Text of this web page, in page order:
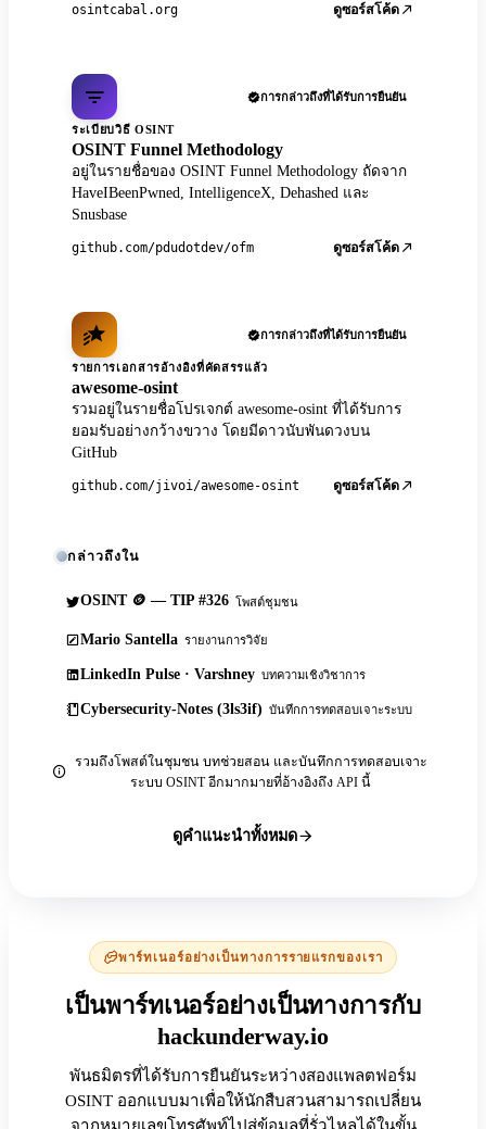
osintcabal.org ดูซอร์สโค้ด
การกล่าวถึงที่ได้รับการยืนยัน
ระเบียบวิธี OSINT
OSINT Funnel Methodology
อยู่ในรายชื่อของ OSINT Funnel Methodology ถัดจาก
HaveIBeenPwned, IntelligenceX, Dehashed และ
Snusbase
github.com/pdudotdev/ofm ดูซอร์สโค้ด
การกล่าวถึงที่ได้รับการยืนยัน
รายการเอกสารอ้างอิงที่คัดสรรแล้ว
awesome-osint
รวมอยู่ในรายชื่อโปรเจกต์ awesome-osint ที่ได้รับการ
ยอมรับอย่างกว้างขวาง โดยมีดาวนับพันดวงบน
GitHub
github.com/jivoi/awesome-osint ดูซอร์สโค้ด
กล่าวถึงใน
OSINT 🪙 — TIP #326 โพสต์ชุมชน
Mario Santella รายงานการวิจัย
LinkedIn Pulse · Varshney บทความเชิงวิชาการ
Cybersecurity-Notes (3ls3if) บันทึกการทดสอบเจาะระบบ
รวมถึงโพสต์ในชุมชน บทช่วยสอน และบันทึกการทดสอบเจาะ
ระบบ OSINT อีกมากมายที่อ้างอิงถึง API นี้
ดูคำแนะนำทั้งหมด
พาร์ทเนอร์อย่างเป็นทางการรายแรกของเรา
เป็นพาร์ทเนอร์อย่างเป็นทางการกับ
hackunderway.io
พันธมิตรที่ได้รับการยืนยันระหว่างสองแพลตฟอร์ม
OSINT ออกแบบมาเพื่อให้นักสืบสวนสามารถเปลี่ยน